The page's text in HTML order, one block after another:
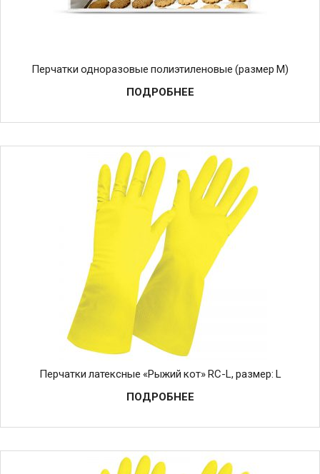
Перчатки одноразовые полиэтиленовые (размер M)
ПОДРОБНЕЕ
Перчатки латексные «Рыжий кот» RC-L, размер: L
ПОДРОБНЕЕ